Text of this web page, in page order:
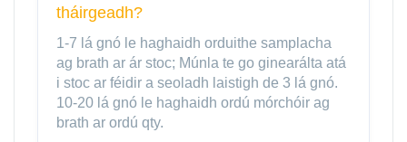
tháirgeadh?
1-7 lá gnó le haghaidh orduithe samplacha
ag brath ar ár stoc; Múnla te go ginearálta atá
i stoc ar féidir a seoladh laistigh de 3 lá gnó.
10-20 lá gnó le haghaidh ordú mórchóir ag
brath ar ordú qty.